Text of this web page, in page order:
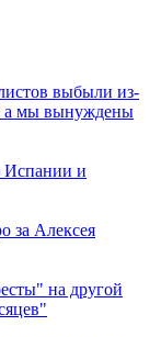
выбыли из-
а мы вынуждены
Испании и
за Алексея
на другой